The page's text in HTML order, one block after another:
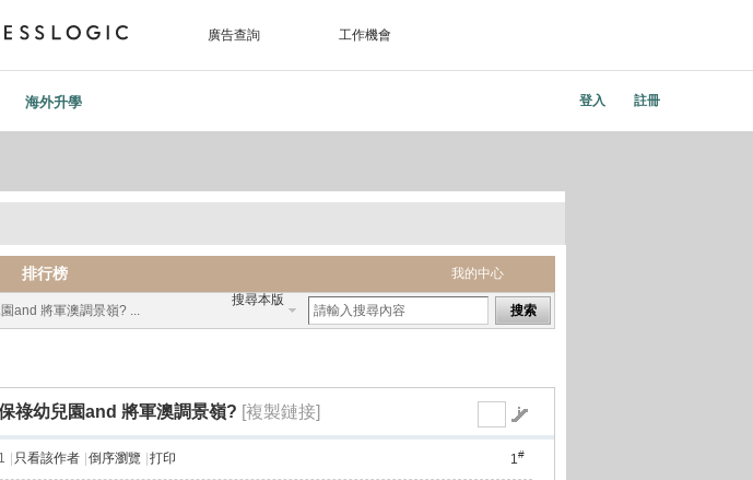
廣告查詢 工作機會
海外升學 登入 註冊
我的中心
排行榜
搜尋本版
搜索
and 將軍澳調景嶺? ...
祿幼兒園and 將軍澳調景嶺? [複製鏈接]
1#
只看該作者 倒序瀏覽 打印